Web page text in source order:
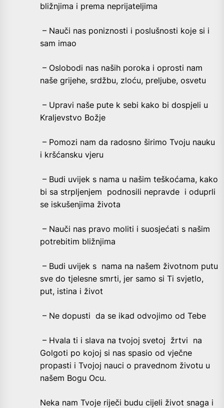
bližnjima i prema neprijateljima
– Nauči nas poniznosti i poslušnosti koje si i
sam imao
– Oslobodi nas naših poroka i oprosti nam
naše grijehe, srdžbu, zloću, preljube, osvetu
– Upravi naše pute k sebi kako bi dospjeli u
Kraljevstvo Božje
– Pomozi nam da radosno širimo Tvoju nauku
i kršćansku vjeru
– Budi uvijek s nama u našim teškoćama, kako
bi sa strpljenjem podnosili nepravde i oduprli
se iskušenjima života
– Nauči nas pravo moliti i suosjećati s našim
potrebitim bližnjima
– Budi uvijek s nama na našem životnom putu
sve do tjelesne smrti, jer samo si Ti svjetlo,
put, istina i život
– Ne dopusti da se ikad odvojimo od Tebe
– Hvala ti i slava na tvojoj svetoj žrtvi na
Golgoti po kojoj si nas spasio od vječne
propasti i Tvojoj nauci o pravednom životu u
našem Bogu Ocu.
Neka nam Tvoje riječi budu cijeli život snaga i